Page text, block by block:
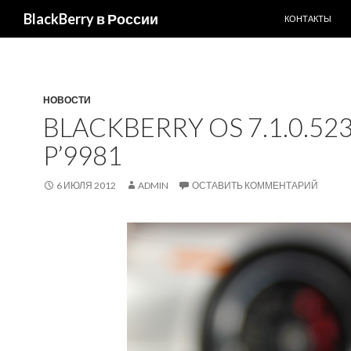
BlackBerry в России
КОНТАКТЫ
НОВОСТИ
BLACKBERRY OS
P’9981
6 ИЮЛЯ 2012 ADMIN ОСТАВИТЬ КОММЕНТАРИЙ